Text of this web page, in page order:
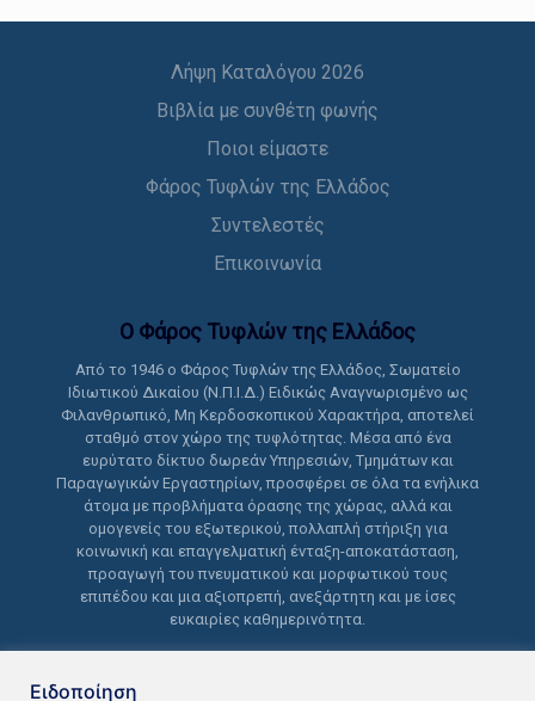
Λήψη Καταλόγου 2026
Βιβλία με συνθέτη φωνής
Ποιοι είμαστε
Φάρος Τυφλών της Ελλάδος
Συντελεστές
Επικοινωνία
Ο Φάρος Τυφλών της Ελλάδoς
Από το 1946 ο Φάρος Τυφλών της Ελλάδος, Σωματείο
Ιδιωτικού Δικαίου (Ν.Π.Ι.Δ.) Ειδικώς Αναγνωρισμένο ως
Φιλανθρωπικό, Μη Κερδοσκοπικού Χαρακτήρα, αποτελεί
σταθμό στον χώρο της τυφλότητας. Μέσα από ένα
ευρύτατο δίκτυο δωρεάν Υπηρεσιών, Τμημάτων και
Παραγωγικών Εργαστηρίων, προσφέρει σε όλα τα ενήλικα
άτομα με προβλήματα όρασης της χώρας, αλλά και
ομογενείς του εξωτερικού, πολλαπλή στήριξη για
κοινωνική και επαγγελματική ένταξη-αποκατάσταση,
προαγωγή του πνευματικού και μορφωτικού τους
επιπέδου και μια αξιοπρεπή, ανεξάρτητη και με ίσες
ευκαιρίες καθημερινότητα.
Ειδοποίηση